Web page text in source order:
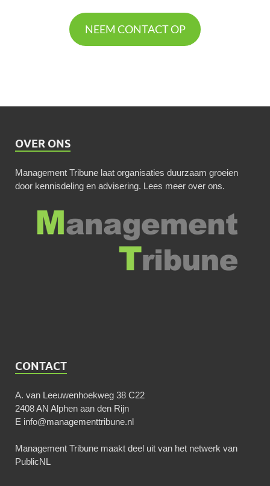
NEEM CONTACT OP
OVER ONS
Management Tribune laat organisaties duurzaam groeien
door kennisdeling en advisering. Lees meer over ons.
CONTACT
A. van Leeuwenhoekweg 38 C22
2408 AN Alphen aan den Rijn
E info@managementtribune.nl
Management Tribune maakt deel uit van het netwerk van
PublicNL